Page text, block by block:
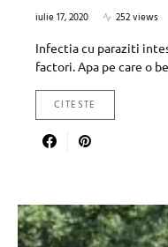
iulie 17, 2020
252 views
Infectia cu paraziti
factori. Apa pe care o
CITESTE